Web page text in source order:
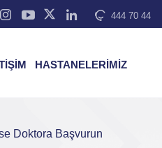
444 70 44
HASTANELERİMİZ
Doktora Başvurun